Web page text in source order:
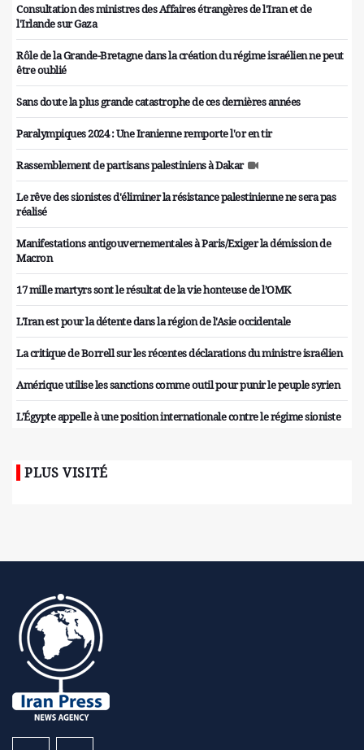
Consultation des ministres des Affaires étrangères de l'Iran et de
l'Irlande sur Gaza
Rôle de la Grande-Bretagne dans la création du régime israélien ne peut
être oublié
Sans doute la plus grande catastrophe de ces dernières années
Paralympiques 2024 : Une Iranienne remporte l'or en tir
Rassemblement de partisans palestiniens à Dakar
Le rêve des sionistes d'éliminer la résistance palestinienne ne sera pas
réalisé
Manifestations antigouvernementales à Paris/Exiger la démission de
Macron
17 mille martyrs sont le résultat de la vie honteuse de l’OMK
L'Iran est pour la détente dans la région de l'Asie occidentale
La critique de Borrell sur les récentes déclarations du ministre israélien
Amérique utilise les sanctions comme outil pour punir le peuple syrien
L'Égypte appelle à une position internationale contre le régime sioniste
PLUS VISITÉ